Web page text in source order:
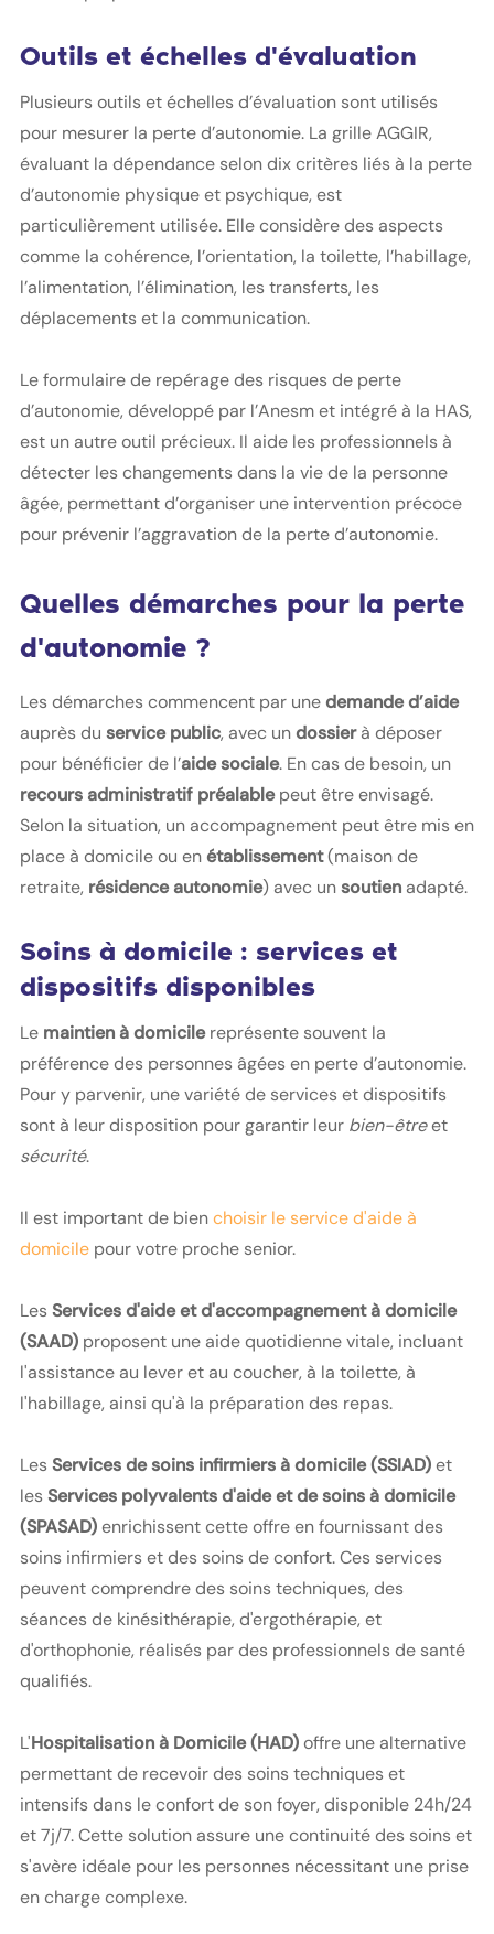
Outils et échelles d'évaluation
Plusieurs outils et échelles d’évaluation sont utilisés
pour mesurer la perte d’autonomie. La grille AGGIR,
évaluant la dépendance selon dix critères liés à la perte
d’autonomie physique et psychique, est
particulièrement utilisée. Elle considère des aspects
comme la cohérence, l’orientation, la toilette, l’habillage,
l’alimentation, l’élimination, les transferts, les
déplacements et la communication.
Le formulaire de repérage des risques de perte
d’autonomie, développé par l’Anesm et intégré à la HAS,
est un autre outil précieux. Il aide les professionnels à
détecter les changements dans la vie de la personne
âgée, permettant d’organiser une intervention précoce
pour prévenir l’aggravation de la perte d’autonomie.
Quelles démarches pour la perte
d'autonomie ?
Les démarches commencent par unedemande d’aide
auprès du service public, avec undossierà déposer
pour bénéficier de l’aide sociale. En cas de besoin, un
recours administratif préalablepeut être envisagé.
Selon la situation, un accompagnement peut être mis en
place à domicile ou enétablissement(maison de
retraite, résidence autonomie) avec unsoutien adapté.
Soins à domicile : services et
dispositifs disponibles
Le maintien à domicilereprésente souvent la
préférence des personnes âgées en perte d’autonomie.
Pour y parvenir, une variété de services et dispositifs
sont à leur disposition pour garantir leur bien-êtreet
sécurité.
Il est important de bienchoisir le service d'aide à
domicile pour votre proche senior.
LesServices d'aide et d'accompagnement à domicile
(SAAD) proposent une aide quotidienne vitale, incluant
l'assistance au lever et au coucher, à la toilette, à
l'habillage, ainsi qu'à la préparation des repas.
LesServices de soins infirmiers à domicile (SSIAD)et
lesServices polyvalents d'aide et de soins à domicile
(SPASAD)enrichissent cette offre en fournissant des
soins infirmiers et des soins de confort. Ces services
peuvent comprendre des soins techniques, des
séances de kinésithérapie, d'ergothérapie, et
d'orthophonie, réalisés par des professionnels de santé
qualifiés.
L'Hospitalisation à Domicile (HAD)offre une alternative
permettant de recevoir des soins techniques et
intensifs dans le confort de son foyer, disponible 24h/24
et 7j/7. Cette solution assure une continuité des soins et
s'avère idéale pour les personnes nécessitant une prise
en charge complexe.